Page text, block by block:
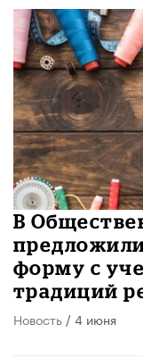
В
форму с
традиций
Новость / 4 июня